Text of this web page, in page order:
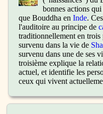
bonnes actions
que Bouddha en Inde.
l'auditoire au principe de
traditionnellement en trois
survenu dans la vie de
survenu dans une de ses
troisième explique la
actuel, et identifie les
ceux qui vivent